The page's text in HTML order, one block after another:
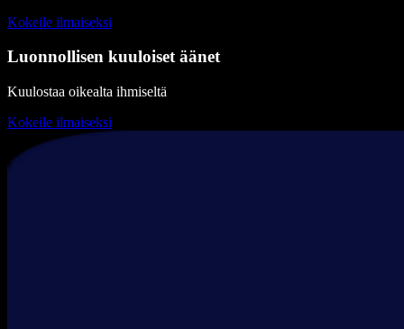
Kokeile ilmaiseksi
Luonnollisen kuuloiset äänet
Kuulostaa oikealta ihmiseltä
Kokeile ilmaiseksi